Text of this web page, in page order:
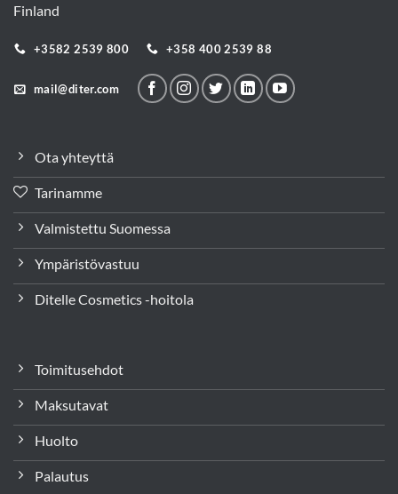
Finland
+3582 2539 800 +358 400 2539 88
mail@diter.com
Ota yhteyttä
Tarinamme
Valmistettu Suomessa
Ympäristövastuu
Ditelle Cosmetics -hoitola
Toimitusehdot
Maksutavat
Huolto
Palautus